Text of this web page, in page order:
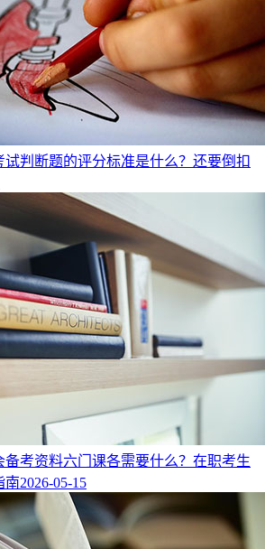
试判断题的评分标准是什么？还要倒扣
备考资料六门课各需要什么？在职考生
南2026-05-15